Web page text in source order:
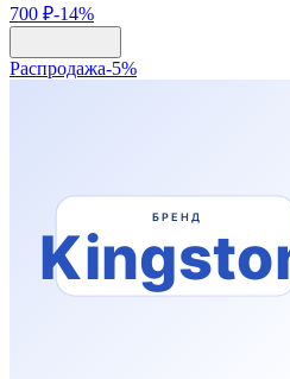
700 ₽-14%
Распродажа-5%